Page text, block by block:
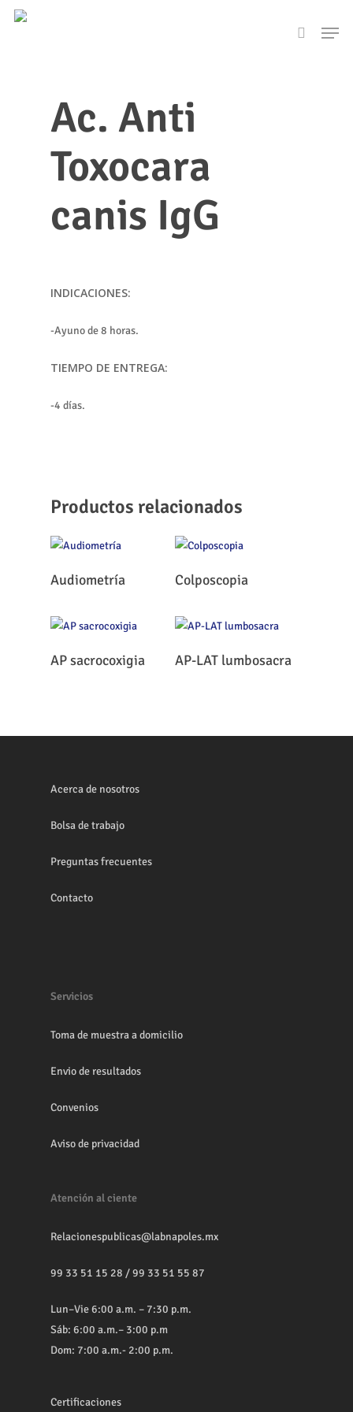
Skip
search
Ac. Anti
Toxocara
canis IgG
INDICACIONES:
-Ayuno de 8 horas.
TIEMPO DE ENTREGA:
-4 días.
Productos relacionados
Leer Más
Audiometría Leer Más
Colposcopia
Leer Más
AP sacrocoxigia Leer Más
AP-LAT lumbosacra
Acerca de nosotros
Bolsa de trabajo
Preguntas frecuentes
Contacto
Servicios
Toma de muestra a domicilio
Envio de resultados
Convenios
Aviso de privacidad
Atención al ciente
Relacionespublicas@labnapoles.mx
99 33 51 15 28 /99 33 51 55 87
Lun–Vie 6:00 a.m. – 7:30 p.m.
Sáb: 6:00 a.m.– 3:00 p.m
Dom: 7:00 a.m.- 2:00 p.m.
Certificaciones